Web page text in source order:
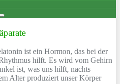
ist ein Hormon, das bei der
hilft. Es wird vom Gehirn
ist, was uns hilft, nachts
Alter produziert unser Körper